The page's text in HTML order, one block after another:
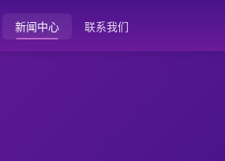
新闻中心 联系我们